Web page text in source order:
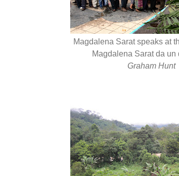
Magdalena Sarat speaks at
Magdalena Sarat da un
Graham Hunt